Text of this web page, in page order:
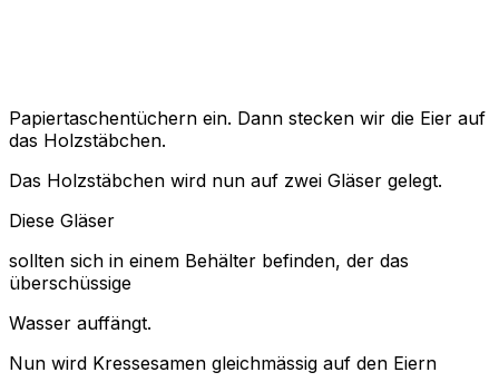
Papiertaschentüchern ein. Dann stecken wir die Eier auf
das Holzstäbchen.
Das Holzstäbchen wird nun auf zwei Gläser gelegt.
Diese Gläser
sollten sich in einem Behälter befinden, der das
überschüssige
Wasser auffängt.
Nun wird Kressesamen gleichmässig auf den Eiern